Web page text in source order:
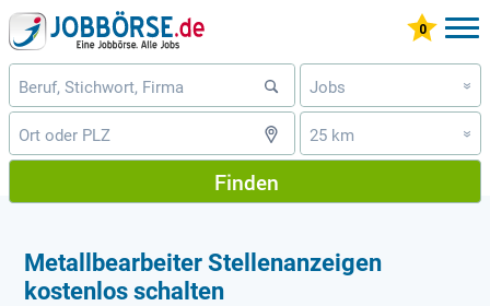
Jobs »
25 km »
Finden
Metallbearbeiter Stellenanzeigen
kostenlos schalten